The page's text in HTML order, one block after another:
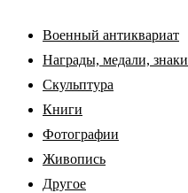
Военный антиквариат
Награды, медали, знаки
Скульптура
Книги
Фотографии
Живопись
Другое